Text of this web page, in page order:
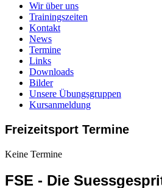
Wir über uns
Trainingszeiten
Kontakt
News
Termine
Links
Downloads
Bilder
Unsere Übungsgruppen
Kursanmeldung
Freizeitsport Termine
Keine Termine
FSE - Die